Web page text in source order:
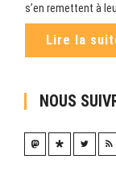
s’en remettent à
Lire la
NOUS